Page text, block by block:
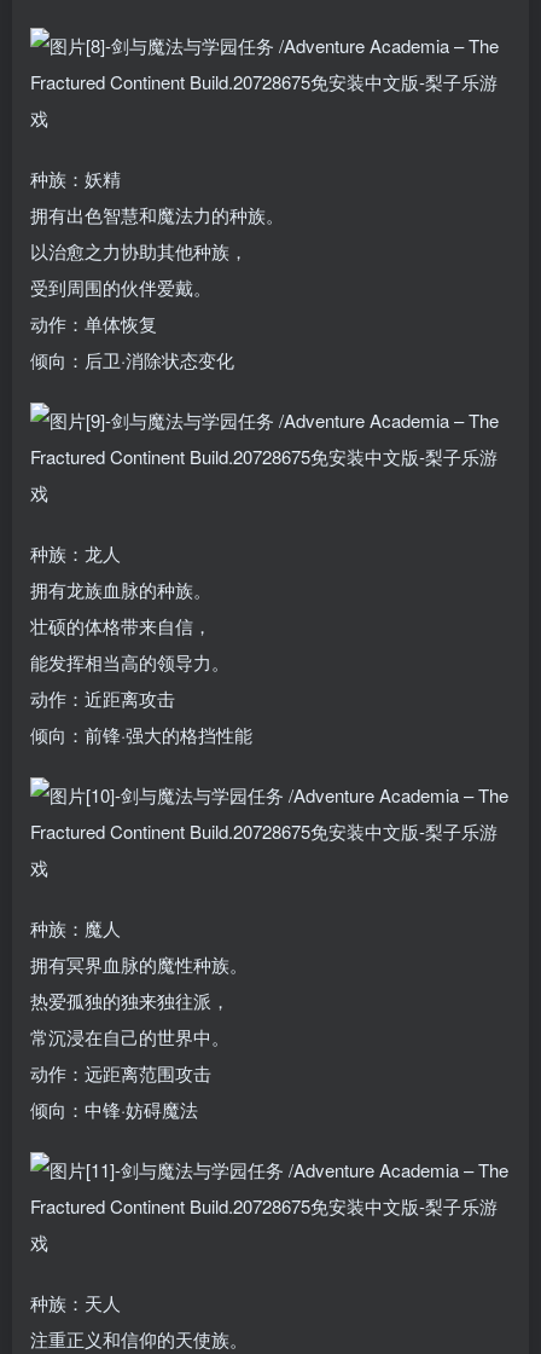
种族：妖精
拥有出色智慧和魔法力的种族。
以治愈之力协助其他种族，
受到周围的伙伴爱戴。
动作：单体恢复
倾向：后卫·消除状态变化
种族：龙人
拥有龙族血脉的种族。
壮硕的体格带来自信，
能发挥相当高的领导力。
动作：近距离攻击
倾向：前锋·强大的格挡性能
种族：魔人
拥有冥界血脉的魔性种族。
热爱孤独的独来独往派，
常沉浸在自己的世界中。
动作：远距离范围攻击
倾向：中锋·妨碍魔法
种族：天人
注重正义和信仰的天使族。